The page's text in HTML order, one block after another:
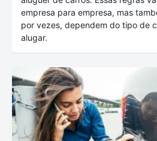
empresa para empresa, mas
por vezes, dependem do tipo de
alugar.